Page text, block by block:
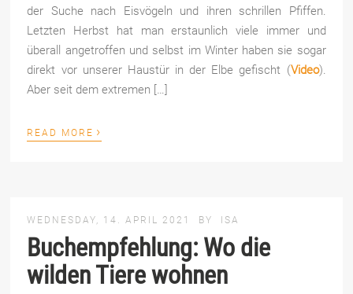
der Suche nach Eisvögeln und ihren schrillen Pfiffen.
Letzten Herbst hat man erstaunlich viele immer und
überall angetroffen und selbst im Winter haben sie sogar
direkt vor unserer Haustür in der Elbe gefischt (Video).
Aber seit dem extremen […]
READ MORE ›
WEDNESDAY, 14. APRIL 2021 BY ISA
Buchempfehlung: Wo die
wilden Tiere wohnen